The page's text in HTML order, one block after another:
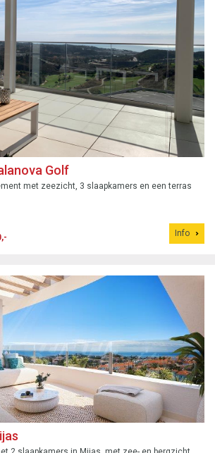
Golf
met zeezicht, 3 slaapkamers en een terras
Info